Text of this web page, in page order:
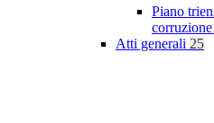
Piano
Atti generali 25